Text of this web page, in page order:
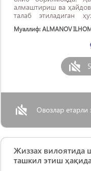
алмаштириш ва
талаб этиладиган
тасдиқловчи
масаласида:
Муаллиф: ALMANOV
Овозлар етарли
Жиззах вилоятида
ташкил этиш